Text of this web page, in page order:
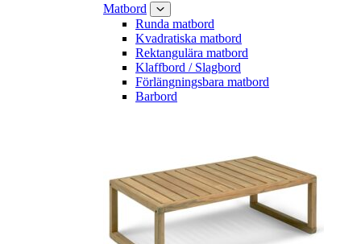
Matbord
Runda matbord
Kvadratiska matbord
Rektangulära matbord
Klaffbord / Slagbord
Förlängningsbara matbord
Barbord